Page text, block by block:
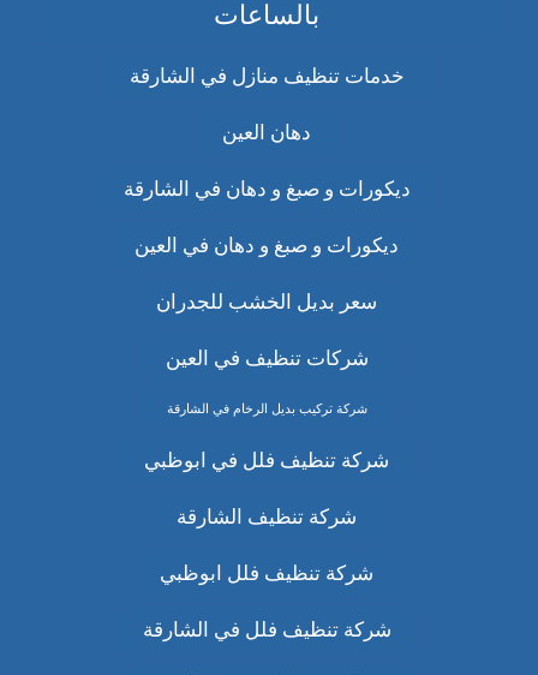
بالساعات
خدمات تنظيف منازل في الشارقة
دهان العين
ديكورات و صبغ و دهان في الشارقة
ديكورات و صبغ و دهان في العين
سعر بديل الخشب للجدران
شركات تنظيف في العين
شركة تركيب بديل الرخام في الشارقة
شركة تنظيف فلل في ابوظبي
شركة تنظيف الشارقة
شركة تنظيف فلل ابوظبي
شركة تنظيف فلل في الشارقة